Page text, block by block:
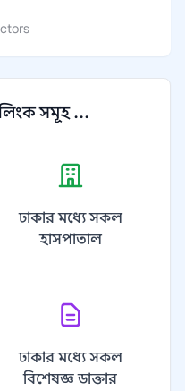
সমূহ ...
ঢাকার মধ্যে সকল
হাসপাতাল
ঢাকার মধ্যে সকল
বিশেষজ্ঞ ডাক্তার